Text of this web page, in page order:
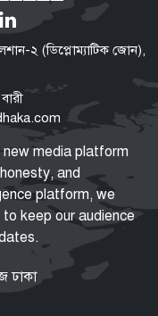
ও আহত ১০
নিয়োগপত্র দিলেন
নিজেরা দিলেও,
মানসিকতা
তারেক
২ (ডিপ্লোম্যাটিক জোন),
media platform
and
platform, we
keep our audience
ঢাকা